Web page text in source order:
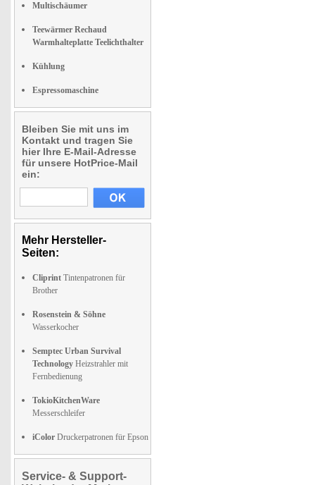
Multischäumer
Teewärmer Rechaud
Warmhalteplatte Teelichthalter
Kühlung
Espressomaschine
Bleiben Sie mit uns im
Kontakt und tragen Sie
hier Ihre E-Mail-Adresse
für unsere HotPrice-Mail
ein:
Mehr Hersteller-
Seiten:
Cliprint Tintenpatronen für
Brother
Rosenstein & Söhne
Wasserkocher
Semptec Urban Survival
Technology Heizstrahler mit
Fernbedienung
TokioKitchenWare
Messerschleifer
iColor Druckerpatronen für Epson
Service- & Support-